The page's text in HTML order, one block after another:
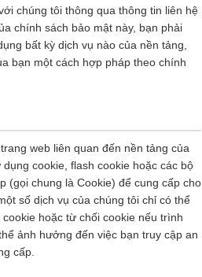
chúng tôi thông qua thông tin liên hệ
chính sách bảo mật này, bạn phải
bất kỳ dịch vụ nào của nền tảng,
bạn một cách hợp pháp theo chính
web liên quan đến nền tảng của
cookie, flash cookie hoặc các bộ
(gọi chung là Cookie) để cung cấp cho
số dịch vụ của chúng tôi chỉ có thể
hoặc từ chối cookie nếu trình
ảnh hưởng đến việc bạn truy cập an
cấp.